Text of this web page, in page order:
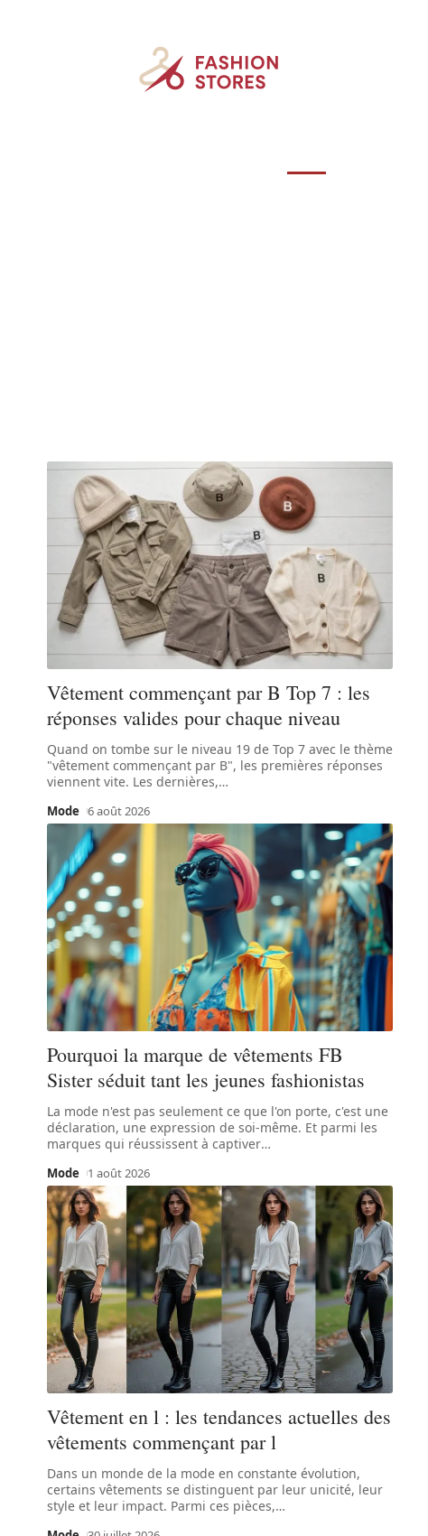
Vêtement commençant par B Top 7 : les
réponses valides pour chaque niveau
Quand on tombe sur le niveau 19 de Top 7 avec le thème
"vêtement commençant par B", les premières réponses
viennent vite. Les dernières,…
Mode 6 août 2026
Pourquoi la marque de vêtements FB
Sister séduit tant les jeunes fashionistas
La mode n'est pas seulement ce que l'on porte, c'est une
déclaration, une expression de soi-même. Et parmi les
marques qui réussissent à captiver…
Mode 1 août 2026
Vêtement en l : les tendances actuelles des
vêtements commençant par l
Dans un monde de la mode en constante évolution,
certains vêtements se distinguent par leur unicité, leur
style et leur impact. Parmi ces pièces,…